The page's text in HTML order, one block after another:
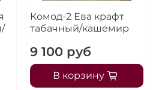
Комод-2 Ева крафт
табачный/кашемир
9 100 руб
В корзину